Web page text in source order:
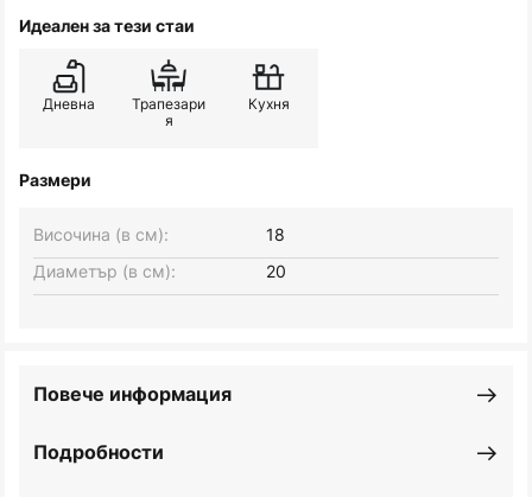
Идеален за тези стаи
Дневна
Трапезари
я
Кухня
Размери
Височина (в см):
18
Диаметър (в см):
20
Подробности
Повече информация